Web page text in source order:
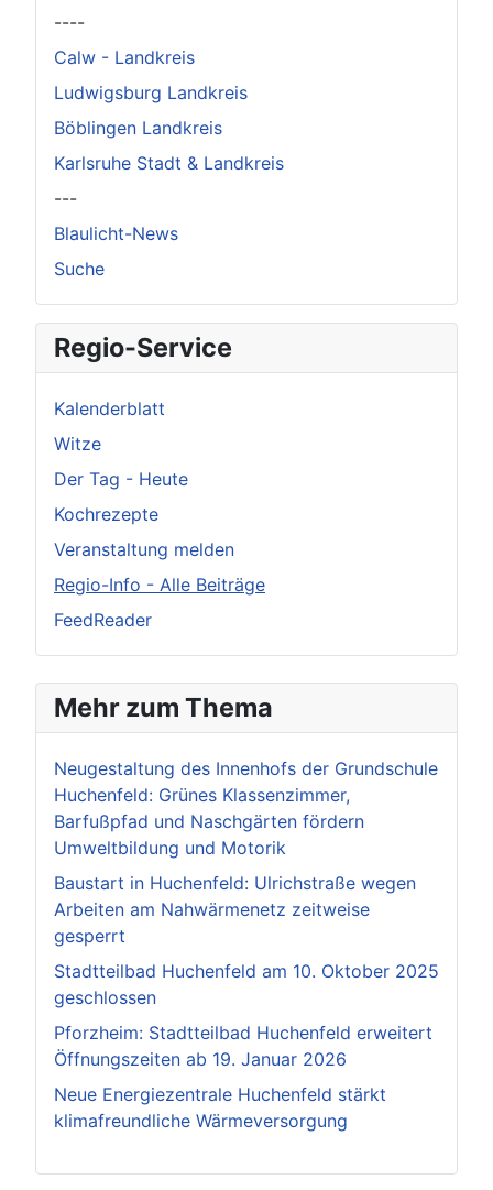
----
Calw - Landkreis
Ludwigsburg Landkreis
Böblingen Landkreis
Karlsruhe Stadt & Landkreis
---
Blaulicht-News
Suche
Regio-Service
Kalenderblatt
Witze
Der Tag - Heute
Kochrezepte
Veranstaltung melden
Regio-Info - Alle Beiträge
FeedReader
Mehr zum Thema
Neugestaltung des Innenhofs der Grundschule
Huchenfeld: Grünes Klassenzimmer,
Barfußpfad und Naschgärten fördern
Umweltbildung und Motorik
Baustart in Huchenfeld: Ulrichstraße wegen
Arbeiten am Nahwärmenetz zeitweise
gesperrt
Stadtteilbad Huchenfeld am 10. Oktober 2025
geschlossen
Pforzheim: Stadtteilbad Huchenfeld erweitert
Öffnungszeiten ab 19. Januar 2026
Neue Energiezentrale Huchenfeld stärkt
klimafreundliche Wärmeversorgung